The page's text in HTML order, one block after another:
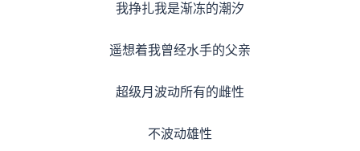
我挣扎我是渐冻的潮汐
遥想着我曾经水手的父亲
超级月波动所有的雌性
不波动雄性